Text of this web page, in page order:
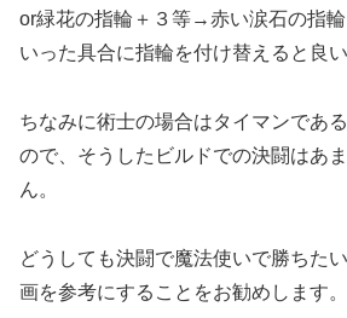
or緑花の指輪＋３等→赤い涙石の指
いった具合に指輪を付け替えると良い
ちなみに術士の場合はタイマンであ
ので、そうしたビルドでの決闘はあ
ん。
どうしても決闘で魔法使いで勝ちた
画を参考にすることをお勧めします。